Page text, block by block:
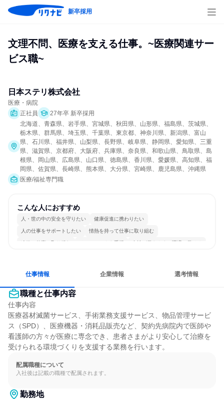
新卒採用
文理不問、医療を支える仕事。~医療関連サー
ビス職~
日本ステリ株式会社
医療・病院
正社員
27年卒 新卒採用
北海道、青森県、岩手県、宮城県、秋田県、山形県、福島県、茨城県、
栃木県、群馬県、埼玉県、千葉県、東京都、神奈川県、新潟県、富山
県、石川県、福井県、山梨県、長野県、岐阜県、静岡県、愛知県、三重
県、滋賀県、京都府、大阪府、兵庫県、奈良県、和歌山県、鳥取県、島
根県、岡山県、広島県、山口県、徳島県、香川県、愛媛県、高知県、福
岡県、佐賀県、長崎県、熊本県、大分県、宮崎県、鹿児島県、沖縄県
医療/福祉専門職
こんな人におすすめ
人・世の中の安全を守りたい 健康促進に携わりたい
人の仕事をサポートしたい 情熱を持って仕事に取り組む
冷静に仕事に取り組む チームワークを重視 女性が働きやすい環境で働ける
仕事情報 企業情報 選考情報
職種と仕事内容
仕事内容
医療器材滅菌サービス、手術業務支援サービス、物品管理サービ
ス（SPD）、医療機器・消耗品販売など、契約先病院内で医師や
看護師の方々が医療に専念でき、患者さまがより安心して治療を
受けられる環境づくりを支援する業務を行います。
配属職種について
入社後は記載の職種で配属されます。
勤務地